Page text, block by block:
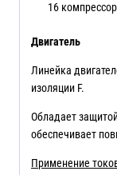
16
Двигатель
Линейка
изоляции F.
Обладает
обеспечивает
Применение